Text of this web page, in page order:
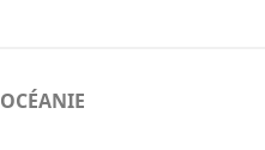
OCÉANIE